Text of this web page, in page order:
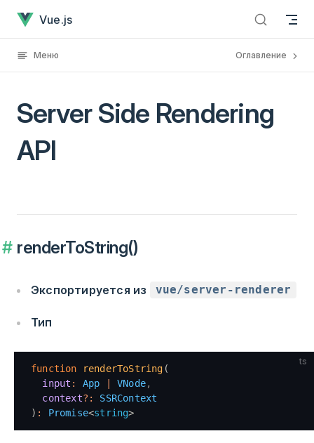
Перейти к содержанию
Vue.js
Меню Оглавление
Server Side Rendering
API
renderToString()
Экспортируется из vue/server-renderer
Тип
ts
function renderToString (
  input
: App VNode,
  context
?:
SSRContext
) : Promise<string>